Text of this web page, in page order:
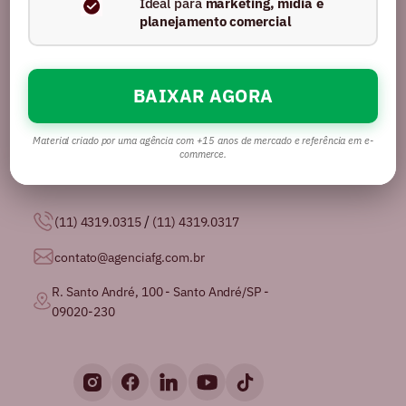
Somos uma agência com mais de 16 anos no
melhores agências de publicidade para se
trabalhar no Brasil.
(11) 4319.0315 / (11) 4319.0317
contato@agenciafg.com.br
R. Santo André, 100 - Santo André/SP -
09020-230
planejamento comercial
BAIXAR AGORA
Material criado por uma agência com +15 anos de mercado e referência em e-
commerce.